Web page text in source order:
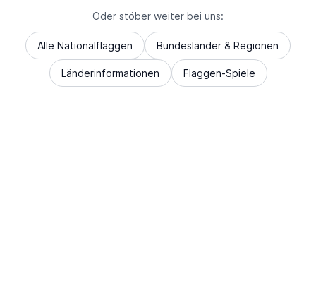
Oder stöber weiter bei uns:
Alle Nationalflaggen Bundesländer & Regionen
Länderinformationen Flaggen-Spiele